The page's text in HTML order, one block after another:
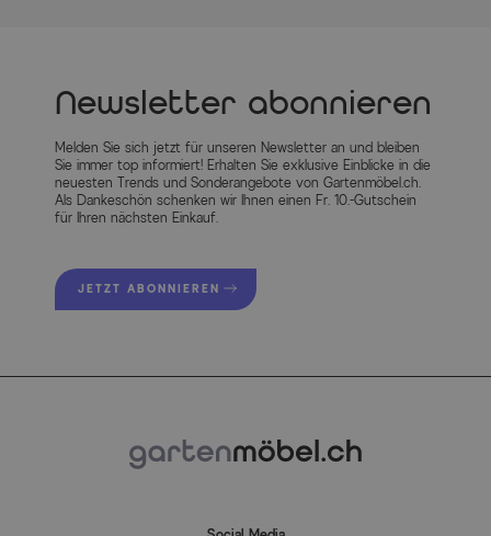
Newsletter abonnieren
Melden Sie sich jetzt für unseren Newsletter an und bleiben
Sie immer top informiert! Erhalten Sie exklusive Einblicke in die
neuesten Trends und Sonderangebote von Gartenmöbel.ch.
Als Dankeschön schenken wir Ihnen einen Fr. 10.-Gutschein
für Ihren nächsten Einkauf.
JETZT ABONNIEREN